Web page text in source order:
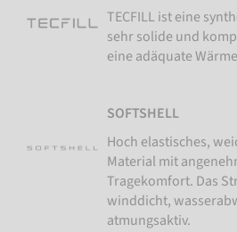
TECFILL ist eine
sehr solide und
eine adäquate
SOFTSHELL
Hoch elastisches,
Material mit
Tragekomfort. Das
winddicht,
atmungsaktiv.